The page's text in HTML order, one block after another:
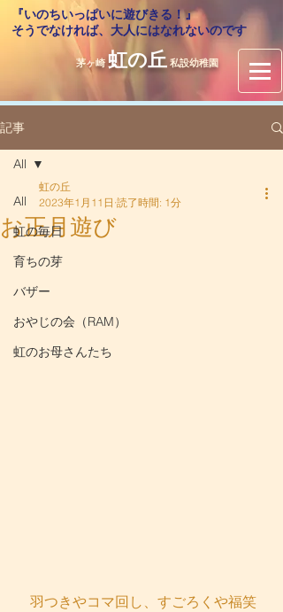
『いのちいっぱいに遊びきる！』
​そうでなければ、大人にはなれないのです
茅ヶ崎 虹の丘 私設幼稚園
記事
All
虹の毎日
育ちの芽
バザー
おやじの会（RAM）
虹のお母さんたち
All
お正月遊び
虹の丘
2023年1月11日 読了時間: 1分
羽つきやコマ回し、すごろくや福笑